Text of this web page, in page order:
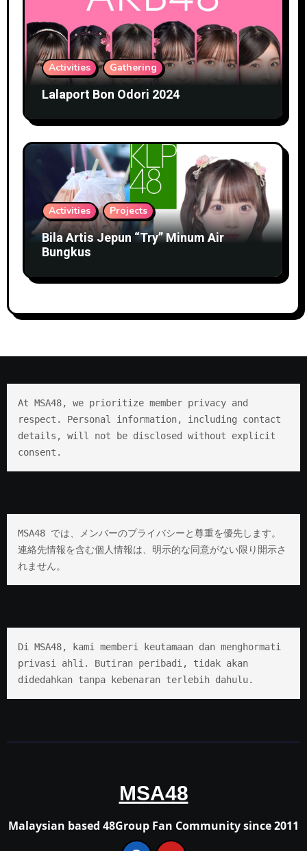
Activities Gathering
Lalaport Bon Odori 2024
Activities Projects
Bila Artis Jepun “Try” Minum Air
Bungkus
At MSA48, we prioritize member privacy and
respect. Personal information, including contact
details, will not be disclosed without explicit
consent.
MSA48 では、メンバーのプライバシーと尊重を優先します。
連絡先情報を含む個人情報は、明示的な同意がない限り開示さ
れません。
Di MSA48, kami memberi keutamaan dan menghormati
privasi ahli. Butiran peribadi, tidak akan
didedahkan tanpa kebenaran terlebih dahulu.
MSA48
Malaysian based 48Group Fan Community since 2011